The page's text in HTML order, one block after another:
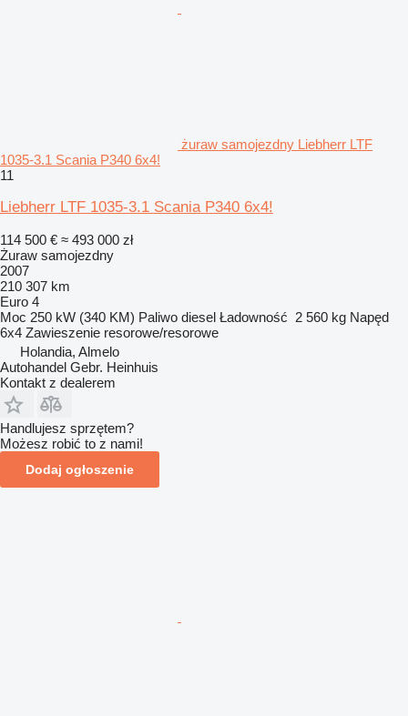
żuraw samojezdny Liebherr LTF
1035-3.1 Scania P340 6x4!
11
Liebherr LTF 1035-3.1 Scania P340 6x4!
114 500 € ≈ 493 000 zł
Żuraw samojezdny
2007
210 307 km
Euro 4
Moc 250 kW (340 KM) Paliwo diesel Ładowność 2 560 kg Napęd
6x4 Zawieszenie resorowe/resorowe
Holandia, Almelo
Autohandel Gebr. Heinhuis
Kontakt z dealerem
Handlujesz sprzętem?
Możesz robić to z nami!
Dodaj ogłoszenie